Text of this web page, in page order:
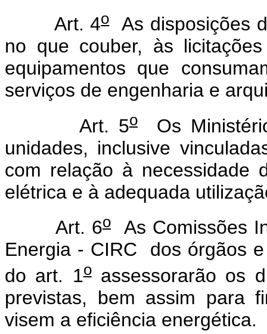
Art. 4oAs disposições
no que couber, às
equipamentos que
serviços de engenharia e
Art. 5oOs
unidades, inclusive
com relação à necessidade
elétrica e à adequada
Art. 6o
As Comissões
Energia - CIRC dos órgãos
do art. 1oassessorarão os
previstas, bem assim para
visem a eficiência energética.